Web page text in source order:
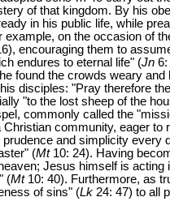
of that kingdom. By his
in his public life, while
on the occasion of
encouraging them to
endures to eternal life" (Jn 6:
found the crowds weary
disciples: "Pray therefore
"to the lost sheep of the
commonly called the
community, eager to
prudence and simplicity
(Mt10: 24). Having
Jesus himself is
(Mt10: 40). Furthermore, as
of sins" (Lk 24: 47) to all